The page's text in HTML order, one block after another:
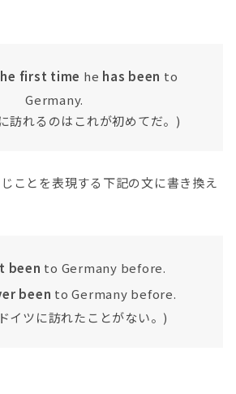
first time he has been to
Germany.
訪れるのはこれが初めてだ。)
ことを表現する下記の文に書き換え
been to Germany before.
been to Germany before.
イツに訪れたことがない。)